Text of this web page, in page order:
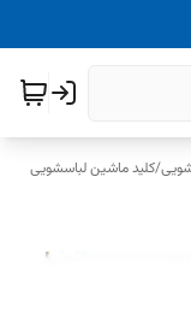
/کلید ماشین لباسشویی